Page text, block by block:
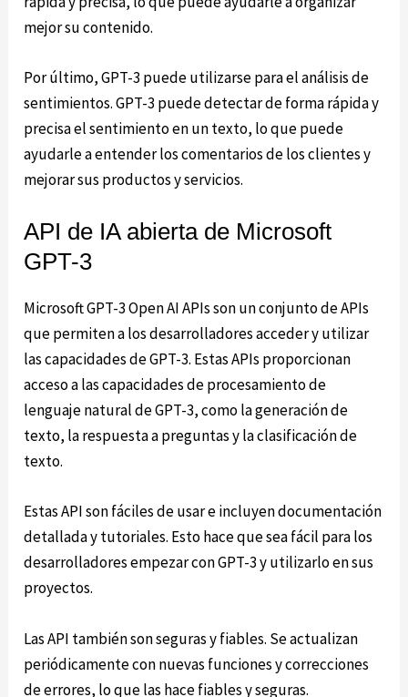
mejor su contenido.
Por último, GPT-3 puede utilizarse para el análisis de
sentimientos. GPT-3 puede detectar de forma rápida y
precisa el sentimiento en un texto, lo que puede
ayudarle a entender los comentarios de los clientes y
mejorar sus productos y servicios.
API de IA abierta de Microsoft
GPT-3
Microsoft GPT-3 Open AI APIs son un conjunto de APIs
que permiten a los desarrolladores acceder y utilizar
las capacidades de GPT-3. Estas APIs proporcionan
acceso a las capacidades de procesamiento de
lenguaje natural de GPT-3, como la generación de
texto, la respuesta a preguntas y la clasificación de
texto.
Estas API son fáciles de usar e incluyen documentación
detallada y tutoriales. Esto hace que sea fácil para los
desarrolladores empezar con GPT-3 y utilizarlo en sus
proyectos.
Las API también son seguras y fiables. Se actualizan
periódicamente con nuevas funciones y correcciones
de errores, lo que las hace fiables y seguras.